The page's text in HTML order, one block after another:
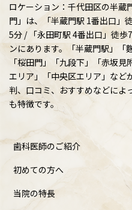
ロケーション：千代田区の半蔵
門」は、「半蔵門駅 1番出口」
5分 / 「永田町駅 4番出口」徒
ンにあります。「半蔵門駅」「
「桜田門」「九段下」「赤坂
エリア」「中央区エリア」など
判、口コミ、おすすめなどによ
も特徴です。
歯科医師のご紹介
初めての方へ
当院の特長